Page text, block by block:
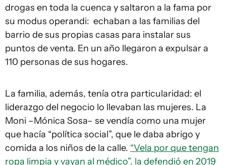
drogas en toda la cuenca y saltaron a la fama por
su modus operandi: echaban a las familias del
barrio de sus propias casas para instalar sus
puntos de venta. En un año llegaron a expulsar a
110 personas de sus hogares.
La familia, además, tenía otra particularidad: el
liderazgo del negocio lo llevaban las mujeres. La
Moni –Mónica Sosa– se vendía como una mujer
que hacía “política social”, que le daba abrigo y
comida a los niños de la calle. “Vela por que tengan
ropa limpia y vayan al médico”, la defendió en 2019